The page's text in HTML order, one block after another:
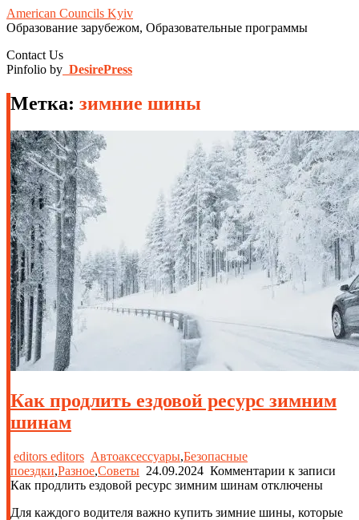
American Councils Kyiv
Образование зарубежом, Образовательные программы
Contact Us
Pinfolio by DesirePress
Метка: зимние шины
Как продлить ездовой ресурс зимним
шинам
editors editors Автоаксессуары,Безопасные
поездки,Разное,Советы 24.09.2024 Комментарии к записи
Как продлить ездовой ресурс зимним шинам отключены
Для каждого водителя важно купить зимние шины, которые